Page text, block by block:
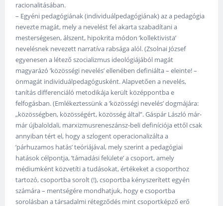
racionalitásában.
– Egyéni pedagógiának (individuálpedagógiának) az a pedagógia
nevezte magát, mely a nevelést fel akarta szabadítani a
mesterségesen, álszent, hipokrita módon ’kollektivista’
nevelésnek nevezett narratíva rabsága alól. (Zsolnai József
egyenesen a létező szocializmus ideológiájából magát
magyarázó ’közösségi nevelés’ ellenében definiálta – eleinte! –
önmagát individuálpedagógusként. Alapvetően a nevelés,
tanítás differenciáló metodikája került középpontba e
felfogásban. (Emlékeztessünk a ’közösségi nevelés’ dogmájára:
„közösségben, közösségért, közösség által”. Gáspár László már-
már újbaloldali, marxizmusreneszánsz-beli definíciója ettől csak
annyiban tért el, hogy a szlogent operacionalizálta a
’párhuzamos hatás’ teóriájával, mely szerint a pedagógiai
hatások célpontja, ’támadási felülete’ a csoport, amely
médiumként közvetíti a tudásokat, értékeket a csoporthoz
tartozó, csoportba sorolt (!), csoportba kényszerített egyén
számára – mentségére mondhatjuk, hogy e csoportba
sorolásban a társadalmi rétegződés mint csoportképző erő